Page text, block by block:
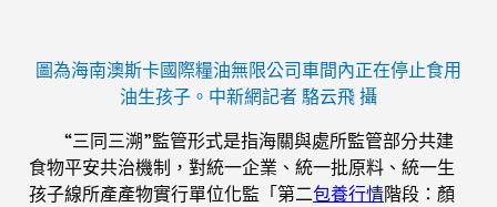
圖為海南澳斯卡國際糧油無限公司車間內正在停止食用
油生孩子。中新網記者 駱云飛 攝
“三同三溯”監管形式是指海關與處所監管部分共建
食物平安共治機制，對統一企業、統一批原料、統一生
孩子線所產產物實行單位化監「第二包養行情階段：顏